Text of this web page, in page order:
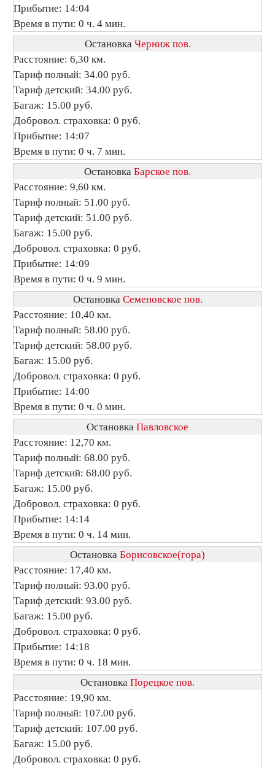
Прибытие: 14:04
Время в пути: 0 ч. 4 мин.
Остановка Черниж пов.
Расстояние: 6,30 км.
Тариф полный: 34.00 руб.
Тариф детский: 34.00 руб.
Багаж: 15.00 руб.
Добровол. страховка: 0 руб.
Прибытие: 14:07
Время в пути: 0 ч. 7 мин.
Остановка Барское пов.
Расстояние: 9,60 км.
Тариф полный: 51.00 руб.
Тариф детский: 51.00 руб.
Багаж: 15.00 руб.
Добровол. страховка: 0 руб.
Прибытие: 14:09
Время в пути: 0 ч. 9 мин.
Остановка Семеновское пов.
Расстояние: 10,40 км.
Тариф полный: 58.00 руб.
Тариф детский: 58.00 руб.
Багаж: 15.00 руб.
Добровол. страховка: 0 руб.
Прибытие: 14:00
Время в пути: 0 ч. 0 мин.
Остановка Павловское
Расстояние: 12,70 км.
Тариф полный: 68.00 руб.
Тариф детский: 68.00 руб.
Багаж: 15.00 руб.
Добровол. страховка: 0 руб.
Прибытие: 14:14
Время в пути: 0 ч. 14 мин.
Остановка Борисовское(гора)
Расстояние: 17,40 км.
Тариф полный: 93.00 руб.
Тариф детский: 93.00 руб.
Багаж: 15.00 руб.
Добровол. страховка: 0 руб.
Прибытие: 14:18
Время в пути: 0 ч. 18 мин.
Остановка Порецкое пов.
Расстояние: 19,90 км.
Тариф полный: 107.00 руб.
Тариф детский: 107.00 руб.
Багаж: 15.00 руб.
Добровол. страховка: 0 руб.